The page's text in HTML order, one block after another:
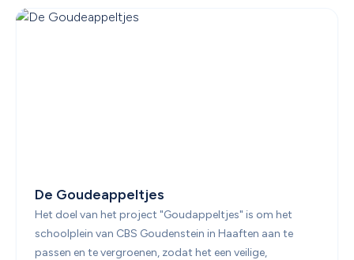
De Goudeappeltjes
Het doel van het project "Goudappeltjes" is om het
schoolplein van CBS Goudenstein in Haaften aan te
passen en te vergroenen, zodat het een veilige,